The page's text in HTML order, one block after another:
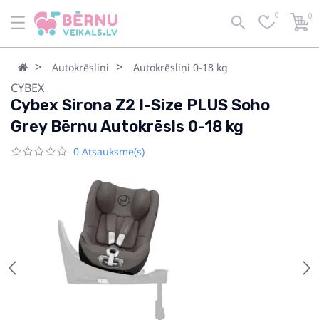
0 0
Autokrēsliņi Autokrēsliņi 0-18 kg
CYBEX
Cybex Sirona Z2 I-Size PLUS Soho
Grey Bērnu Autokrēsls 0-18 kg
0 Atsauksme(s)